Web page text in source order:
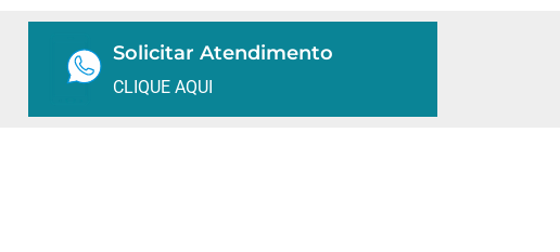
Solicitar Atendimento
CLIQUE AQUI